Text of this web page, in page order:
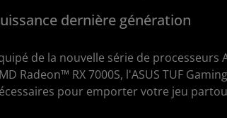
dernière génération
de la nouvelle série de processeurs
Radeon™ RX 7000S, l'ASUS TUF
pour emporter votre jeu